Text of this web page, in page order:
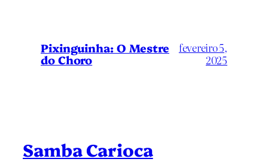
Pixinguinha: O Mestre
do Choro
fevereiro 5,
2025
Samba Carioca